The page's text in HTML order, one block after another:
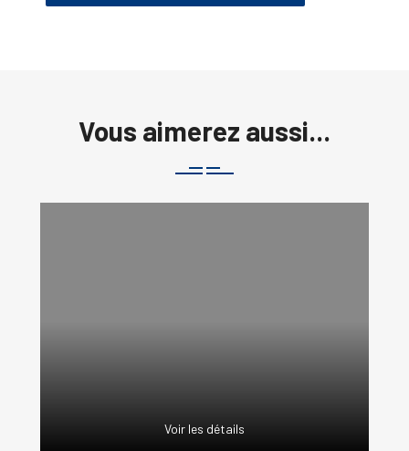
Vous aimerez aussi...
Voir les détails